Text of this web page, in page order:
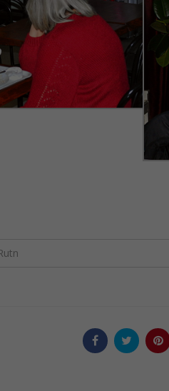
baserat på
hur
hemsidan
används.
Upplevelse
För att vår
att försvinna
Genom att dela
med dig av dina